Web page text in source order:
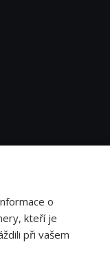
o
kteří je
při vašem